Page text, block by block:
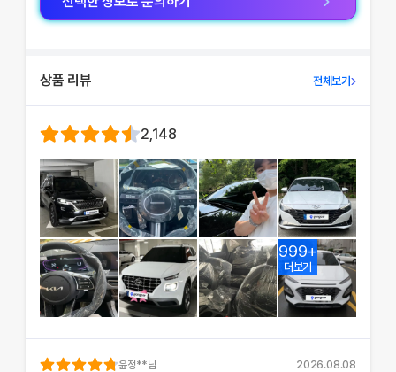
상품 리뷰 전체보기
2,148
999+
더보기
윤정**님 2026.08.08